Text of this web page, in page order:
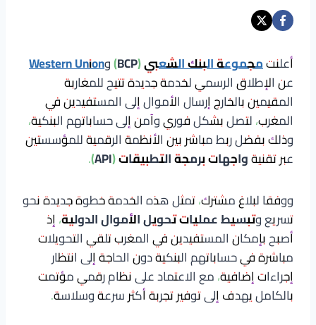
أعلنتمجموعة البنك الشعبي(BCP) وWestern Union
عن الإطلاق الرسمي لخدمة جديدة تتيح للمغاربة
المقيمين بالخارج إرسال الأموال إلى المستفيدين في
المغرب، لتصل بشكل فوري وآمن إلى حساباتهم البنكية،
وذلك بفضل ربط مباشر بين الأنظمة الرقمية للمؤسستين
عبر تقنيةواجهات برمجة التطبيقات (API)
.
ووفقا لبلاغ مشترك، تمثل هذه الخدمة خطوة جديدة نحو
تسريع وتبسيط عمليات تحويل الأموال الدولية، إذ
أصبح بإمكان المستفيدين في المغرب تلقي التحويلات
مباشرة في حساباتهم البنكية دون الحاجة إلى انتظار
إجراءات إضافية، مع الاعتماد على نظام رقمي مؤتمت
بالكامل يهدف إلى توفير تجربة أكثر سرعة وسلاسة.